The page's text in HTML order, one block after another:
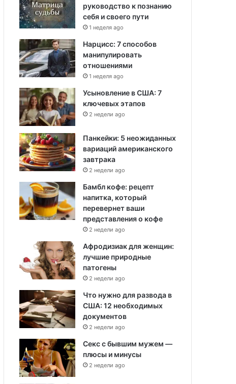
руководство к познанию
себя и своего пути
1 неделя ago
Нарцисс: 7 способов
манипулировать
отношениями
1 неделя ago
Усыновление в США: 7
ключевых этапов
2 недели ago
Панкейки: 5 неожиданных
вариаций американского
завтрака
2 недели ago
Бамбл кофе: рецепт
напитка, который
перевернет ваши
представления о кофе
2 недели ago
Афродизиак для женщин:
лучшие природные
патогены
2 недели ago
Что нужно для развода в
США: 12 необходимых
документов
2 недели ago
Секс с бывшим мужем —
плюсы и минусы
2 недели ago